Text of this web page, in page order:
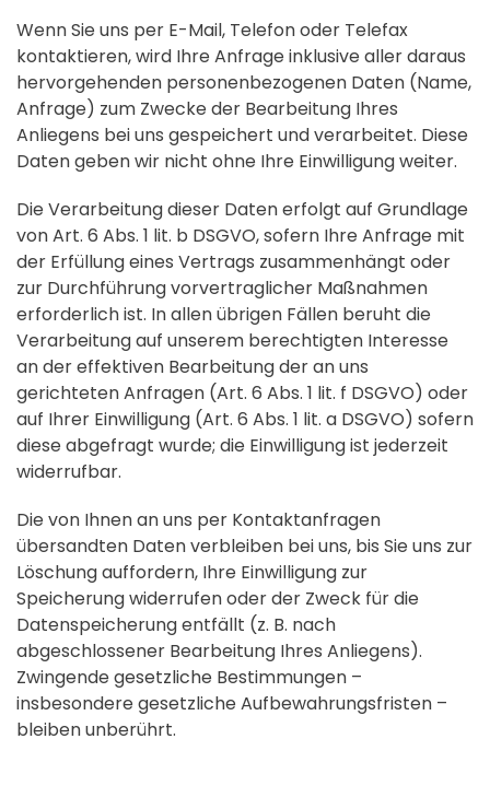
Wenn Sie uns per E-Mail, Telefon oder Telefax
kontaktieren, wird Ihre Anfrage inklusive aller daraus
hervorgehenden personenbezogenen Daten (Name,
Anfrage) zum Zwecke der Bearbeitung Ihres
Anliegens bei uns gespeichert und verarbeitet. Diese
Daten geben wir nicht ohne Ihre Einwilligung weiter.
Die Verarbeitung dieser Daten erfolgt auf Grundlage
von Art. 6 Abs. 1 lit. b DSGVO, sofern Ihre Anfrage mit
der Erfüllung eines Vertrags zusammenhängt oder
zur Durchführung vorvertraglicher Maßnahmen
erforderlich ist. In allen übrigen Fällen beruht die
Verarbeitung auf unserem berechtigten Interesse
an der effektiven Bearbeitung der an uns
gerichteten Anfragen (Art. 6 Abs. 1 lit. f DSGVO) oder
auf Ihrer Einwilligung (Art. 6 Abs. 1 lit. a DSGVO) sofern
diese abgefragt wurde; die Einwilligung ist jederzeit
widerrufbar.
Die von Ihnen an uns per Kontaktanfragen
übersandten Daten verbleiben bei uns, bis Sie uns zur
Löschung auffordern, Ihre Einwilligung zur
Speicherung widerrufen oder der Zweck für die
Datenspeicherung entfällt (z. B. nach
abgeschlossener Bearbeitung Ihres Anliegens).
Zwingende gesetzliche Bestimmungen –
insbesondere gesetzliche Aufbewahrungsfristen –
bleiben unberührt.